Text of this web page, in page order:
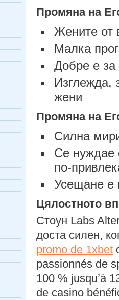
Промяна на
Жените от
Малка
Добре е за
Изглежда,
жени
Промяна на
Силна
Се нуждае
по-
Усещане е
Цялостното
Стоун Labs
доста силен,
promo de 1xbet
passionnés de
100 % jusqu’à
de casino